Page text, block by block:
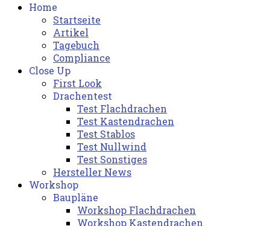
Home
Startseite
Artikel
Tagebuch
Compliance
Close Up
First Look
Drachentest
Test Flachdrachen
Test Kastendrachen
Test Stablos
Test Nullwind
Test Sonstiges
Hersteller News
Workshop
Baupläne
Workshop Flachdrachen
Workshop Kastendrachen